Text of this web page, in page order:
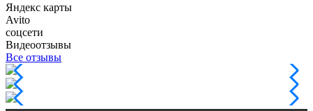
Яндекс карты
Avito
соцсети
Видеоотзывы
Все отзывы